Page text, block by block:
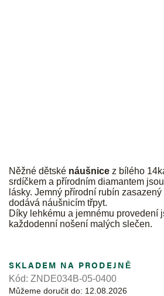
Něžné dětské náušnice z bílého
srdíčkem a přírodním diamantem
lásky. Jemný přírodní rubín
dodává náušnicím třpyt.
Díky lehkému a jemnému provedení
každodenní nošení malých slečen.
SKLADEM NA PRODEJNĚ
Můžeme doručit do: 12.08.2026
Kód: ZNDE034B-05-0400